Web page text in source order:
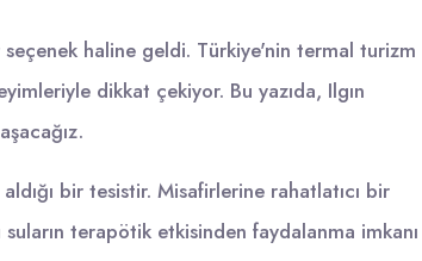
haline geldi. Türkiye'nin termal turizm
dikkat çekiyor. Bu yazıda, Ilgın
bir tesistir. Misafirlerine rahatlatıcı bir
terapötik etkisinden faydalanma imkanı